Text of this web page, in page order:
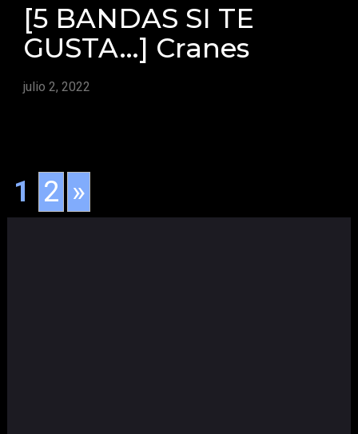
[5 BANDAS SI TE
GUSTA…] Cranes
julio 2, 2022
1 2 »